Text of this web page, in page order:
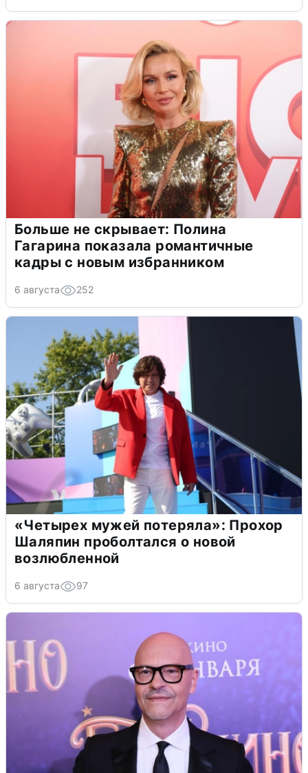
Больше не скрывает: Полина
Гагарина показала романтичные
кадры с новым избранником
6 августа 252
«Четырех мужей потеряла»: Прохор
Шаляпин проболтался о новой
возлюбленной
6 августа 97